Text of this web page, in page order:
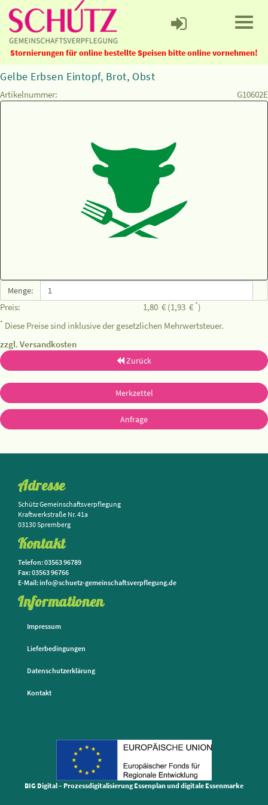
Stornierungen für online bestellte Speisen bitte online vornehmen!
Gelbe Erbsen Eintopf, Brot, Obst
Artikelnummer: G10602E
Menge:
Preis: 1,80 € (1,93 € *)
* Diese Preise sind inklusive der gesetzlichen Mehrwertsteuer.
zzgl. Versandkosten
Zurück
Merkzettel
Anfrage
Adresse
Schütz Gemeinschaftsverpflegung
Kraftwerkstraße Nr. 41a
03130 Spremberg
Kontakt
Telefon: 03563 96789
Fax: 03563 96766
E-Mail: info@schuetz-gemeinschaftsverpflegung.de
Informationen
Impressum
Lieferbedingungen
Datenschutzerklärung
Kontakt
BIG Digital – Prozessdigitalisierung Essenplan und digitale Essenmarke